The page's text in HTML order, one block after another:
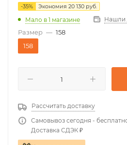
-35% Экономия 20 130 руб.
Мало в 1 магазине Нашли
Размер — 158
158
Рассчитать доставку
Самовывоз сегодня -
Доставка СДЭК ₽